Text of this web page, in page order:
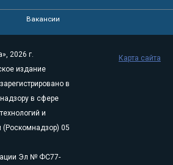
Вакансии
2026 г.
издание
в
в сфере
и
05
Эл № ФС77-
Карта сайта